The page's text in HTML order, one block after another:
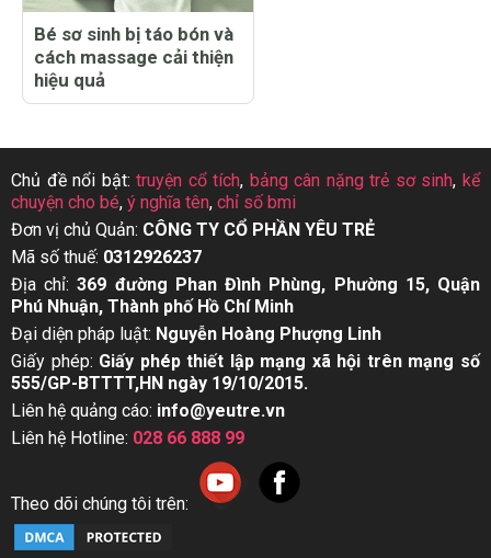
Bé sơ sinh bị táo bón và
cách massage cải thiện
hiệu quả
Chủ đề nổi bật:truyện cổ tích, bảng cân nặng trẻ sơ sinh,kể
chuyện cho bé, ý nghĩa tên, chỉ số bmi
Đơn vị chủ Quản: CÔNG TY CỔ PHẦN YÊU TRẺ
Mã số thuế: 0312926237
Địa chỉ:369 đường Phan Đình Phùng, Phường 15, Quận
Phú Nhuận, Thành phố Hồ Chí Minh
Đại diện pháp luật: Nguyễn Hoàng Phượng Linh
Giấy phép: Giấy phép thiết lập mạng xã hội trên mạng số
555/GP-BTTTT,HN ngày 19/10/2015.
Liên hệ quảng cáo: info@yeutre.vn
Liên hệ Hotline: 028 66 888 99
Theo dõi chúng tôi trên: